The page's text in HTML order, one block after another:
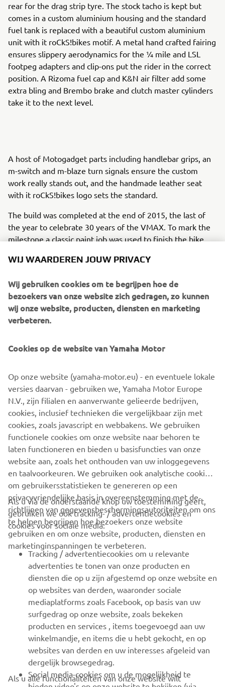
rear for the drag strip tyre. The stock tacho is kept but
comes in a custom aluminium housing and the standard
fuel tank is replaced with a beautiful custom aluminium
unit with it roCkS!bikes motif. A metal hand crafted fairing
ensures slippery aerodynamics for the ¼ mile and LSL
footpeg adapters and clip-ons put the rider in the correct
position. A Rizoma fuel cap and K&N air filter add some
extra bling and Brembo brake and clutch master cylinders
take it to the next level.
A host of Motogadget parts including handlebar grips, an
m-switch and m-blaze turn signals ensure the custom
work really stands out, and the handmade leather seat
with it roCkS!bikes logo sets the standard.
The build was completed at the end of 2015, the last of
the year to celebrate 30 years of the VMAX. To mark the
milestone a classic paint job was used to finish the bike.
scheme is pure icon, celebrating not just 30 years of the
airbrushed and then gloss varnished in house by the
builders.
CORPORATE
VOOR BEDRIJVEN
MEER YAMAHA
ONDERSTEUNING
NIEUWSBRIEF
Wees de eerste die meer te weten komt over de nieuwste deals,
speciale evenementen, nieuwe producten en nog veel meer
WIJ WAARDEREN JOUW PRIVACY
Wij gebruiken cookies om te begrijpen hoe de
bezoekers van onze website zich gedragen, zo kunnen
wij onze website, producten, diensten en marketing
verbeteren.
Cookies op de website van Yamaha Motor
Op onze website (yamaha-motor.eu) - en eventuele lokale
versies daarvan - gebruiken we, Yamaha Motor Europe
N.V., zijn filialen en aanverwante gelieerde bedrijven,
cookies, inclusief technieken die vergelijkbaar zijn met
cookies, zoals javascript en webbakens. We gebruiken
functionele cookies om onze website naar behoren te
laten functioneren en bieden u basisfuncties van onze
website aan, zoals het onthouden van uw inloggegevens
en taalvoorkeuren. We gebruiken ook analytische cookies
om gebruikersstatistieken te genereren op een
privacyvriendelijke basis in overeenstemming met de
richtlijnen van gegevensbeschermingsautoriteiten om ons
te helpen begrijpen hoe bezoekers onze website
gebruiken en om onze website, producten, diensten en
marketinginspanningen te verbeteren.
Als u via de onderstaande knop uw toestemming geeft,
gebruiken we ook tracking- / advertentiecookies en
cookies voor sociale media:
Tracking / advertentiecookies om u relevante
advertenties te tonen van onze producten en
diensten die op u zijn afgestemd op onze website en
op websites van derden, waaronder sociale
mediaplatforms zoals Facebook, op basis van uw
surfgedrag op onze website, zoals bekeken
producten en services , items toegevoegd aan uw
winkelmandje, en items die u hebt gekocht, en op
websites van derden en uw interesses afgeleid van
dergelijk browsegedrag.
Social media-cookies om u de mogelijkheid te
Als u alle functionaliteiten van onze website wilt